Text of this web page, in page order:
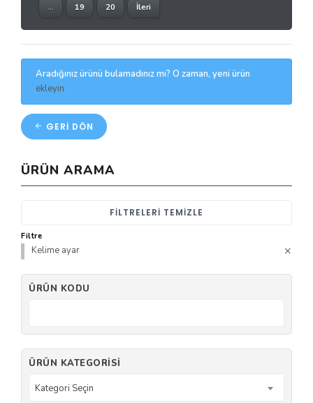
...
19 20 İleri
Aradığınız ürünü bulamadınız mı? O zaman, yeni ürün
ekleyin
GERI DÖN
ÜRÜN ARAMA
FILTRELERI TEMIZLE
Filtre
Kelime ayar
ÜRÜN KODU
ÜRÜN KATEGORISI
Kategori Seçin